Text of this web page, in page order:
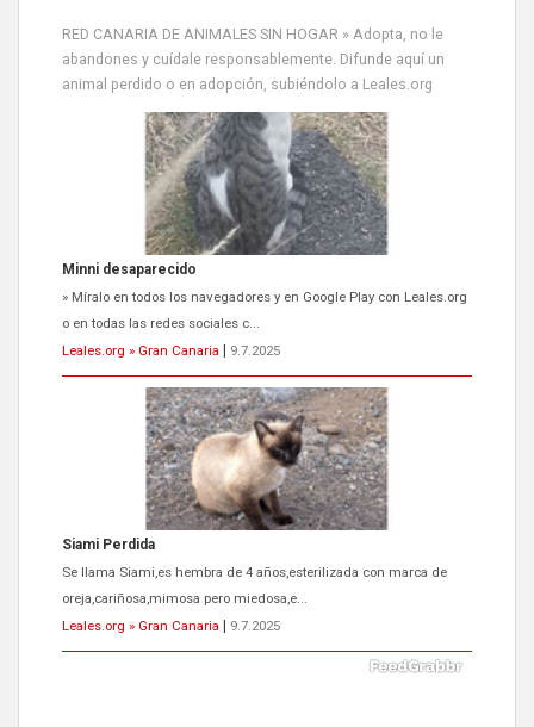
RED CANARIA DE ANIMALES SIN HOGAR » Adopta, no le
abandones y cuídale responsablemente. Difunde aquí un
animal perdido o en adopción, subiéndolo a Leales.org
Minni desaparecido
» Míralo en todos los navegadores y en Google Play con Leales.org
o en todas las redes sociales c...
Leales.org » Gran Canaria
9.7.2025
Siami Perdida
Se llama Siami,es hembra de 4 años,esterilizada con marca de
oreja,cariñosa,mimosa pero miedosa,e...
Leales.org » Gran Canaria
9.7.2025